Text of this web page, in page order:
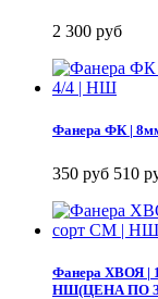
2 300 руб
Фанера ФК |
350 руб 510
Фанера ХВОЯ |
НШ(ЦЕНА ПО